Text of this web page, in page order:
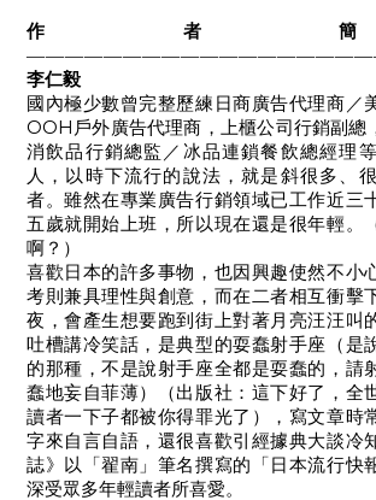
作者
李仁毅
國內極少數曾完整歷練日商廣告代理商／
OOH 戶外廣告代理商，上櫃公司行銷副總
消飲品行銷總監／冰品連鎖餐飲總經理
人，以時下流行的說法，就是斜很多、
者。雖然在專業廣告行銷領域已工作近三
五歲就開始上班，所以現在還是很年輕。
啊？）
喜歡日本的許多事物，也因興趣使然不小
考則兼具理性與創意，而在二者相互衝擊
夜，會產生想要跑到街上對著月亮汪汪叫
吐槽講冷笑話，是典型的耍蠢射手座（是
的那種，不是說射手座全都是耍蠢的，請
蠢地妄自菲薄）（出版社：這下好了，全
讀者一下子都被你得罪光了），寫文章時
字來自言自語，還很喜歡引經據典大談冷
誌》以「翟南」筆名撰寫的「日本流行快
深受眾多年輕讀者所喜愛。